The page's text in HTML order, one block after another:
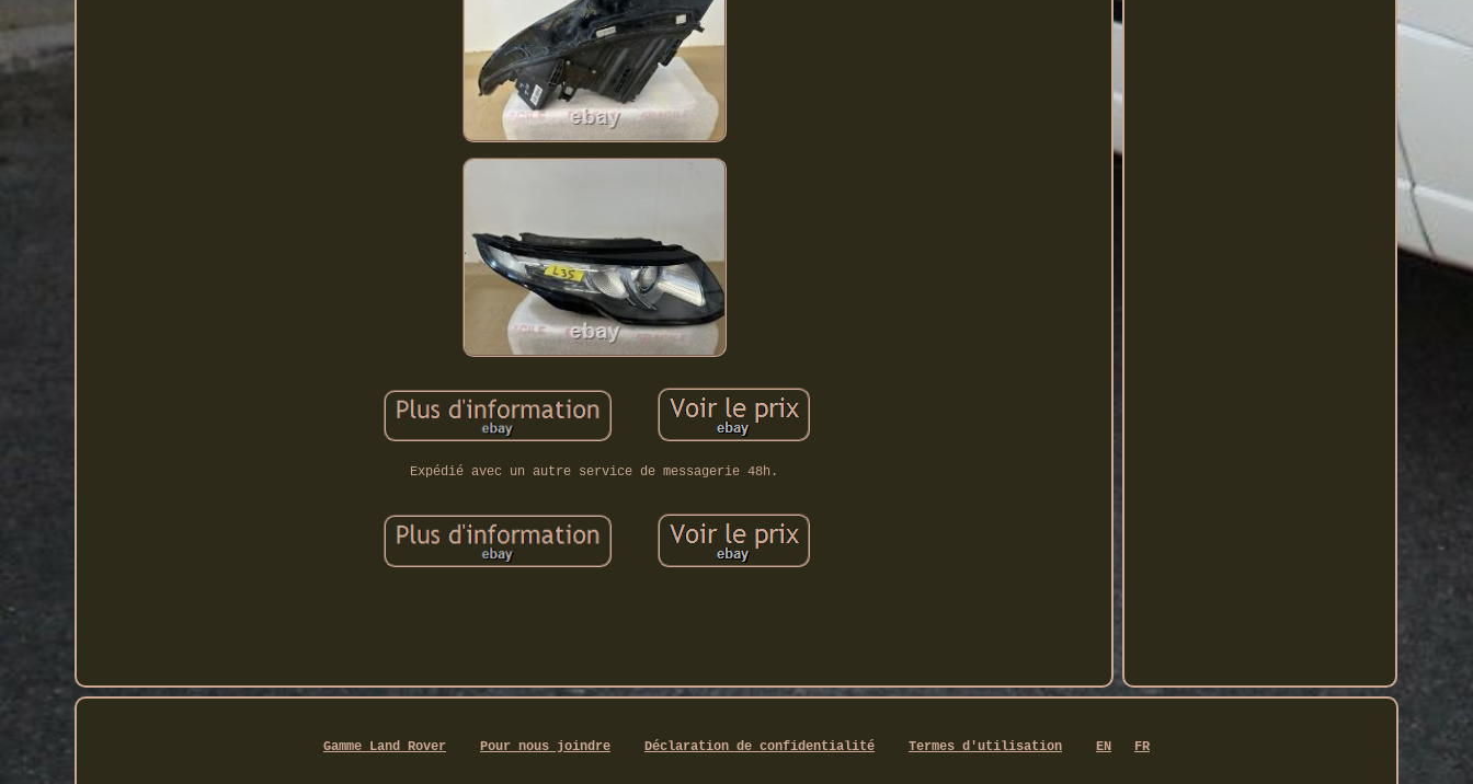
Expédié avec un autre service de messagerie 48h.
Gamme Land Rover Pour nous joindre Déclaration de confidentialité Termes d'utilisation EN FR